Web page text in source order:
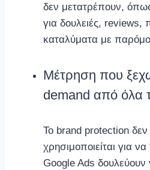
δεν μετατρέπουν,
για δουλειές,
καταλύματα με
Μέτρηση που
demand από όλα
Το brand protection
χρησιμοποιείται για να
Google Ads δουλεύουν